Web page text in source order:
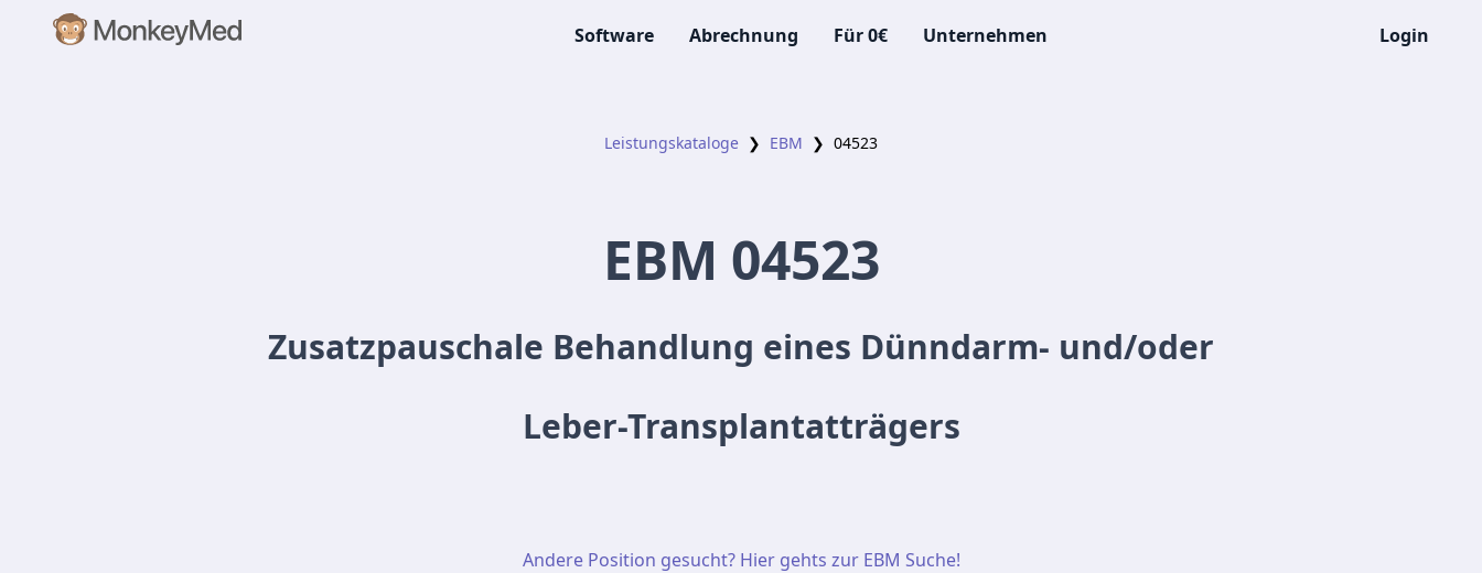
Software Abrechnung Für 0€ Unternehmen Login
Leistungskataloge ❯ EBM ❯ 04523
EBM 04523
Zusatzpauschale Behandlung eines Dünndarm- und/oder
Leber-Transplantatträgers
Andere Position gesucht? Hier gehts zur EBM Suche!